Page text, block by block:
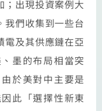
出現投資案例大
我們收集到一些台
電及其供應鏈在亞
墨的布局相當突
於美對中主要是
此「選擇性新東